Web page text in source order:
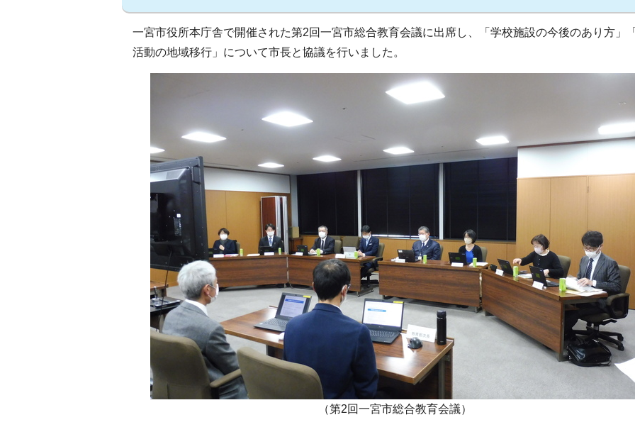
一宮市役所本庁舎で開催された第2回一宮市総合教育会議に出席し、「学校施設の今後のあり方」
活動の地域移行」について市長と協議を行いました。
（第2回一宮市総合教育会議）